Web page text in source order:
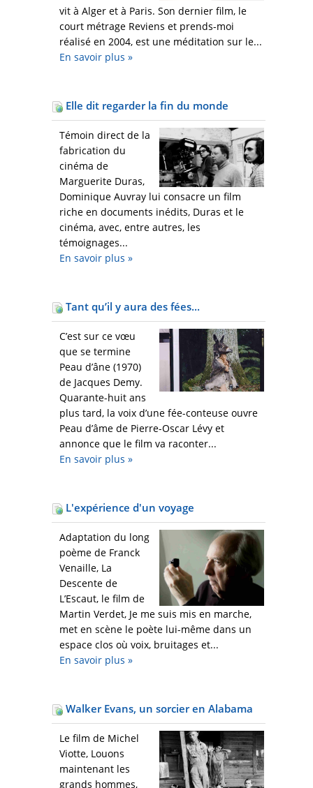
vit à Alger et à Paris. Son dernier film, le
court métrage Reviens et prends-moi
réalisé en 2004, est une méditation sur le...
En savoir plus »
Elle dit regarder la fin du monde
Témoin direct de la
fabrication du
cinéma de
Marguerite Duras,
Dominique Auvray lui consacre un film
riche en documents inédits, Duras et le
cinéma, avec, entre autres, les
témoignages...
En savoir plus »
Tant qu’il y aura des fées...
C’est sur ce vœu
que se termine
Peau d’âne (1970)
de Jacques Demy.
Quarante-huit ans
plus tard, la voix d’une fée-conteuse ouvre
Peau d’âme de Pierre-Oscar Lévy et
annonce que le film va raconter...
En savoir plus »
L'expérience d'un voyage
Adaptation du long
poème de Franck
Venaille, La
Descente de
L’Escaut, le film de
Martin Verdet, Je me suis mis en marche,
met en scène le poète lui-même dans un
espace clos où voix, bruitages et...
En savoir plus »
Walker Evans, un sorcier en Alabama
Le film de Michel
Viotte, Louons
maintenant les
grands hommes,